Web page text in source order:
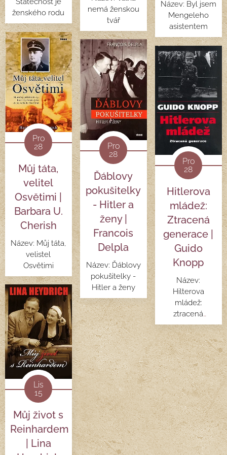
Jiné pak od
začátku roku
1943 sloužily v...
ženského rodu
nemá ženskou
tvář
Název: Byl jsem
Mengeleho
asistentem
Pro
28
Můj táta,
velitel
Osvětimi |
Barbara U.
Cherish
Název: Můj táta,
velistel
Osvětimi
Pro
28
Ďáblovy
pokušitelky
- Hitler a
ženy |
Francois
Delpla
Název: Ďáblovy
pokušitelky -
Hitler a ženy
Pro
28
Hitlerova
mládež:
Ztracená
generace |
Guido
Knopp
Název:
Hilterova
mládež:
ztracená
generace
Lis
15
Můj život s
Reinhardem
| Lina